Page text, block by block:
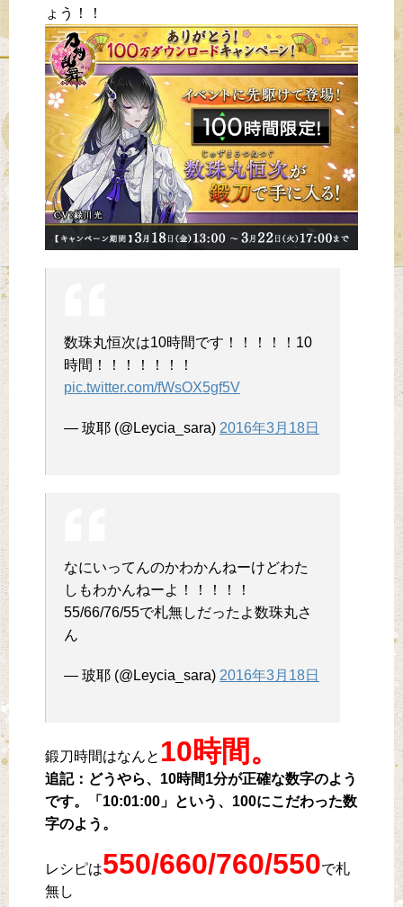
ょう！！
数珠丸恒次は10時間です！！！！！10
時間！！！！！！！
pic.twitter.com/fWsOX5gf5V
— 玻耶 (@Leycia_sara) 2016年3月18日
なにいってんのかわかんねーけどわた
しもわかんねーよ！！！！！
55/66/76/55で札無しだったよ数珠丸さ
ん
— 玻耶 (@Leycia_sara) 2016年3月18日
鍛刀時間はなんと 10時間。
追記：どうやら、10時間1分が正確な数字のよう
です。「10:01:00」という、100にこだわった数
字のよう。
レシピは550/660/760/550で札
無し